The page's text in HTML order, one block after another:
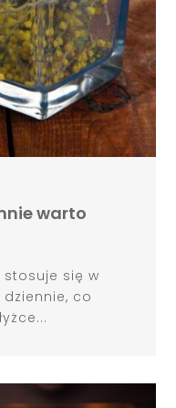
warto
stosuje się w
co